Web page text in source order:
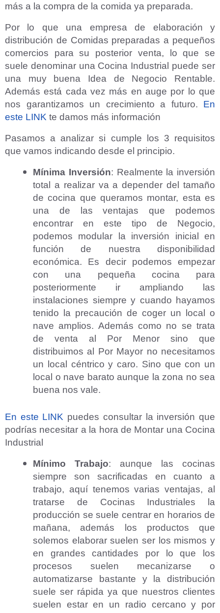
más a la compra de la comida ya preparada.
Por lo que una empresa de elaboración y
distribución de Comidas preparadas a pequeños
comercios para su posterior venta, lo que se
suele denominar una Cocina Industrial puede ser
una muy buena Idea de Negocio Rentable.
Además está cada vez más en auge por lo que
nos garantizamos un crecimiento a futuro. En
este LINK te damos más información
Pasamos a analizar si cumple los 3 requisitos
que vamos indicando desde el principio.
Mínima Inversión: Realmente la inversión
total a realizar va a depender del tamaño
de cocina que queramos montar, esta es
una de las ventajas que podemos
encontrar en este tipo de Negocio,
podemos modular la inversión inicial en
función de nuestra disponibilidad
económica. Es decir podemos empezar
con una pequeña cocina para
posteriormente ir ampliando las
instalaciones siempre y cuando hayamos
tenido la precaución de coger un local o
nave amplios. Además como no se trata
de venta al Por Menor sino que
distribuimos al Por Mayor no necesitamos
un local céntrico y caro. Sino que con un
local o nave barato aunque la zona no sea
buena nos vale.
En este LINK puedes consultar la inversión que
podrías necesitar a la hora de Montar una Cocina
Industrial
Mínimo Trabajo: aunque las cocinas
siempre son sacrificadas en cuanto a
trabajo, aquí tenemos varias ventajas, al
tratarse de Cocinas Industriales la
producción se suele centrar en horarios de
mañana, además los productos que
solemos elaborar suelen ser los mismos y
en grandes cantidades por lo que los
procesos suelen mecanizarse o
automatizarse bastante y la distribución
suele ser rápida ya que nuestros clientes
suelen estar en un radio cercano y por